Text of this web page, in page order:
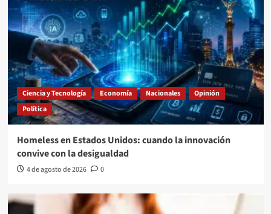
Ciencia y Tecnología Economía Nacionales
Opinión
Política
Homeless en Estados Unidos: cuando la innovación
convive con la desigualdad
4 de agosto de 2026 0